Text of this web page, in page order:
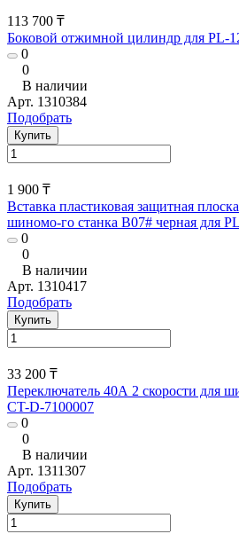
113 700 ₸
Боковой отжимной цилиндр для PL-
0
0
В наличии
Арт. 1310384
Подобрать
Купить
1 900 ₸
Вставка пластиковая защитная
шиномо-го станка В07# черная для
0
0
В наличии
Арт. 1310417
Подобрать
Купить
33 200 ₸
Переключатель 40А 2 скорости для
CT-D-7100007
0
0
В наличии
Арт. 1311307
Подобрать
Купить